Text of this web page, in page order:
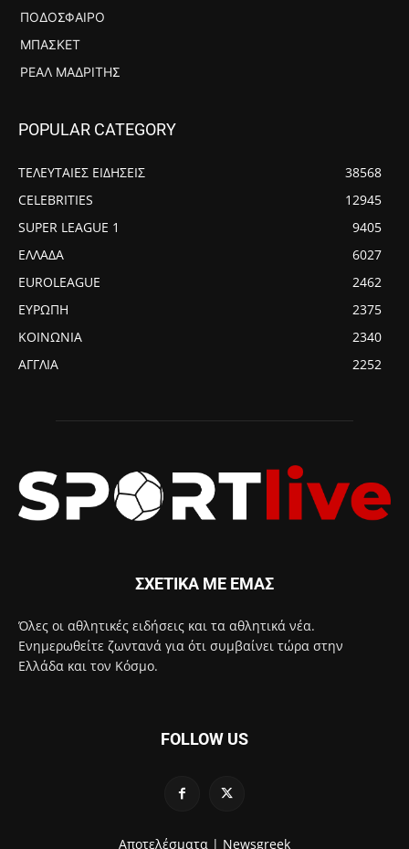
ΠΟΔΌΣΦΑΙΡΟ
ΜΠΆΣΚΕΤ
ΡΕΆΛ ΜΑΔΡΊΤΗΣ
POPULAR CATEGORY
ΤΕΛΕΥΤΑΙΕΣ ΕΙΔΗΣΕΙΣ
38568
CELEBRITIES
12945
SUPER LEAGUE 1
9405
ΕΛΛΑΔΑ
6027
EUROLEAGUE
2462
ΕΥΡΩΠΗ
2375
ΚΟΙΝΩΝΙΑ
2340
ΑΓΓΛΙΑ
2252
ΣΧΕΤΙΚΑ ΜΕ ΕΜΑΣ
Όλες οι αθλητικές ειδήσεις και τα αθλητικά νέα.
Ενημερωθείτε ζωντανά για ότι συμβαίνει τώρα στην
Ελλάδα και τον Κόσμο.
FOLLOW US
Αποτελέσματα | Newsgreek